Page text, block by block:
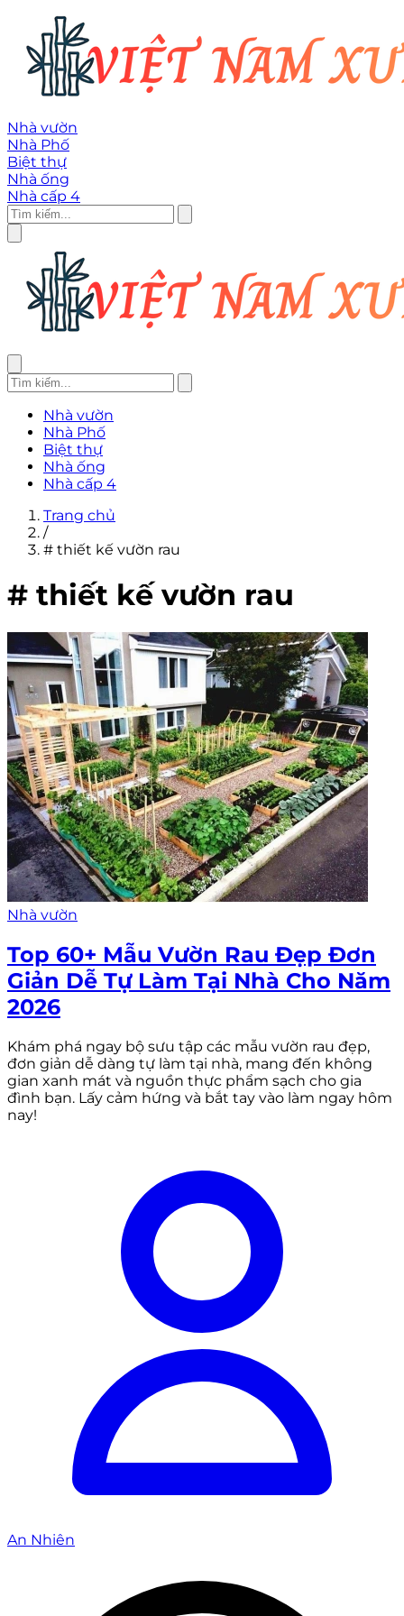
Nhà vườn
Nhà Phố
Biệt thự
Nhà ống
Nhà cấp 4
Nhà vườn
Nhà Phố
Biệt thự
Nhà ống
Nhà cấp 4
Trang chủ
/
# thiết kế vườn rau
# thiết kế vườn rau
Nhà vườn
Top 60+ Mẫu Vườn Rau Đẹp Đơn
Giản Dễ Tự Làm Tại Nhà Cho Năm
2026
Khám phá ngay bộ sưu tập các mẫu vườn rau đẹp,
đơn giản dễ dàng tự làm tại nhà, mang đến không
gian xanh mát và nguồn thực phẩm sạch cho gia
đình bạn. Lấy cảm hứng và bắt tay vào làm ngay hôm
nay!
An Nhiên